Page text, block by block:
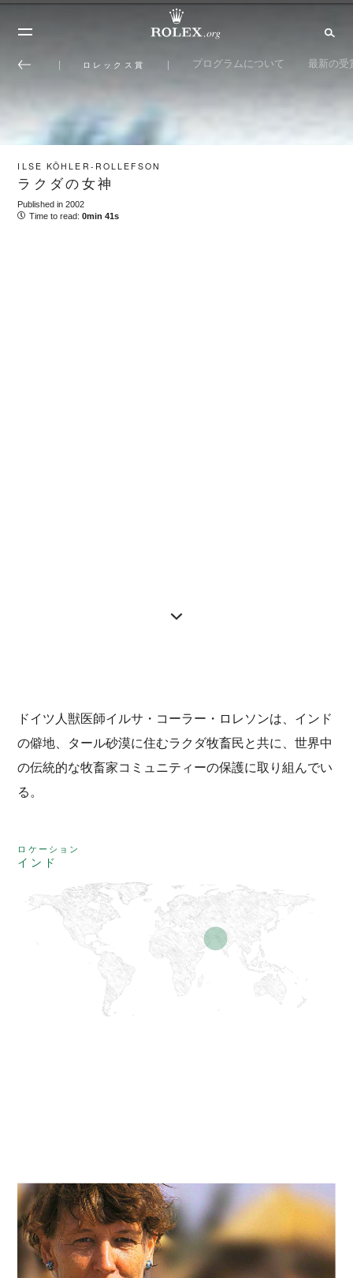
ロレックス賞 プログラムについて 最新の受
ILSE KÖHLER-ROLLEFSON
ラクダの女神
Published in 2002
Time to read: 0min 41s
ドイツ人獣医師イルサ・コーラー・ロレソンは、インド
の僻地、タール砂漠に住むラクダ牧畜民と共に、世界中
の伝統的な牧畜家コミュニティーの保護に取り組んでい
る。
ロケーション
インド